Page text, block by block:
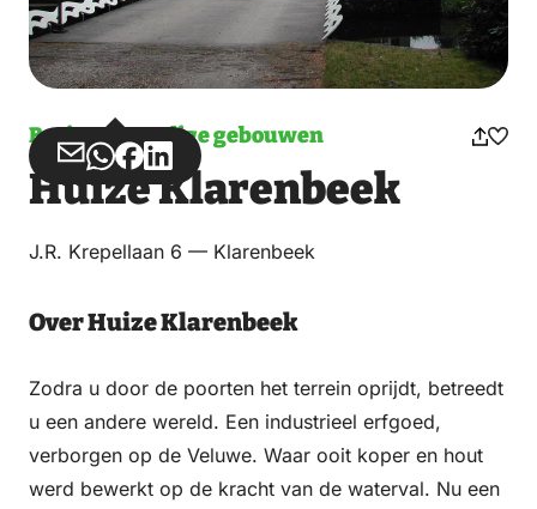
Bezienswaardige gebouwen
Deel
via
Deel
via
Deel
op
Deel
op
Huize Klarenbeek
J.R. Krepellaan 6 — Klarenbeek
Over Huize Klarenbeek
Zodra u door de poorten het terrein oprijdt, betreedt
u een andere wereld. Een industrieel erfgoed,
verborgen op de Veluwe. Waar ooit koper en hout
werd bewerkt op de kracht van de waterval. Nu een